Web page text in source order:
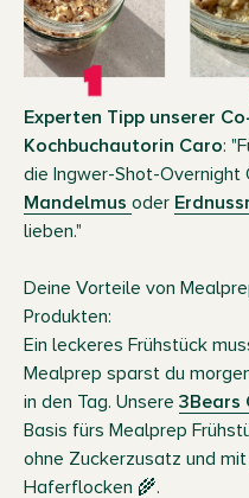
Experten Tipp unserer
Kochbuchautorin Caro:
die Ingwer-Shot-
Mandelmus oder
lieben."
Deine Vorteile von
Produkten:
Ein leckeres Frühstück
Mealprep sparst du
in den Tag. Unsere 3Bears
Basis fürs Mealprep
ohne Zuckerzusatz und
Haferflocken 🌾.